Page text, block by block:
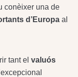
conèixer una de
d’Europa al
tant el valuós